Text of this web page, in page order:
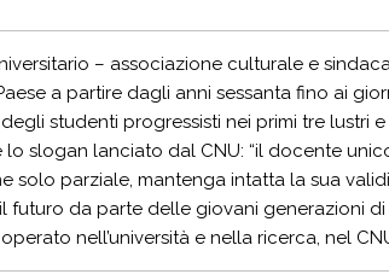
– associazione culturale e
a partire dagli anni sessanta fino ai
studenti progressisti nei primi tre lustri
slogan lanciato dal CNU: “il docente
solo parziale, mantenga intatta la sua
futuro da parte delle giovani generazioni
nell’università e nella ricerca, nel